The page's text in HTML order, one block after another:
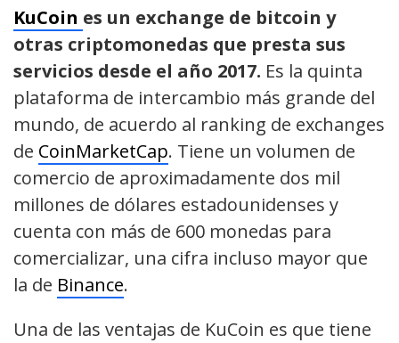
KuCoin es un exchange de bitcoin y
otras criptomonedas que presta sus
servicios desde el año 2017. Es la quinta
plataforma de intercambio más grande del
mundo, de acuerdo al ranking de exchanges
de CoinMarketCap. Tiene un volumen de
comercio de aproximadamente dos mil
millones de dólares estadounidenses y
cuenta con más de 600 monedas para
comercializar, una cifra incluso mayor que
la de Binance.
Una de las ventajas de KuCoin es que tiene